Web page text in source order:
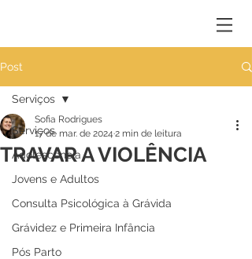
Post
Serviços
Adolescência
Jovens e Adultos
Consulta Psicológica à Grávida
Grávidez e Primeira Infância
Pós Parto
Serviços
TRAVAR A VIOLÊNCIA
Sofia Rodrigues
17 de mar. de 2024 2 min de leitura